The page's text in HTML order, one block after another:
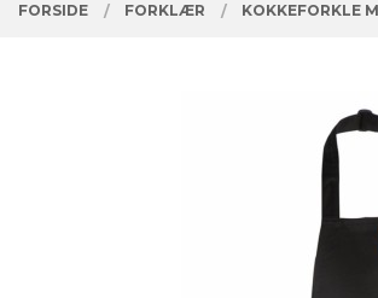
FORSIDE FORKLÆR KOKKEFORKLE